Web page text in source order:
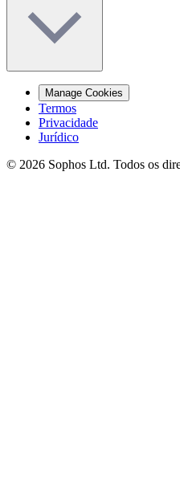
Manage Cookies
Termos
Privacidade
Jurídico
© 2026 Sophos Ltd. Todos os